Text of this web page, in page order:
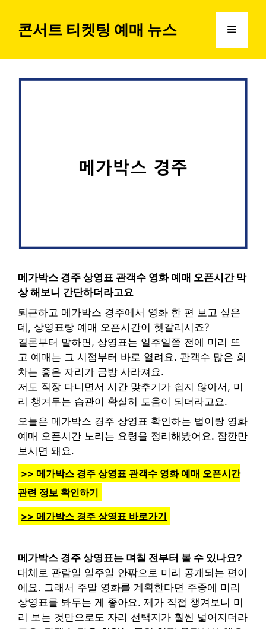
콘서트 티켓팅 예매 뉴스 메
메가박스 경주 상영표 관객수 영화 예매 오픈시간 막
상 해보니 간단하더라고요
퇴근하고 메가박스 경주에서 영화 한 편 보고 싶은
데, 상영표랑 예매 오픈시간이 헷갈리시죠?
결론부터 말하면, 상영표는 일주일쯤 전에 미리 뜨
고 예매는 그 시점부터 바로 열려요. 관객수 많은 회
차는 좋은 자리가 금방 사라져요.
저도 직장 다니면서 시간 맞추기가 쉽지 않아서, 미
리 챙겨두는 습관이 확실히 도움이 되더라고요.
오늘은 메가박스 경주 상영표 확인하는 법이랑 영화
예매 오픈시간 노리는 요령을 정리해봤어요. 잠깐만
보시면 돼요.
>> 메가박스 경주 상영표 관객수 영화 예매 오픈시간
관련 정보 확인하기
>> 메가박스 경주 상영표 바로가기
메가박스 경주 상영표는 며칠 전부터 볼 수 있나요?
대체로 관람일 일주일 안팎으로 미리 공개되는 편이
에요. 그래서 주말 영화를 계획한다면 주중에 미리
상영표를 봐두는 게 좋아요. 제가 직접 챙겨보니 미
리 보는 것만으로도 자리 선택지가 훨씬 넓어지더라